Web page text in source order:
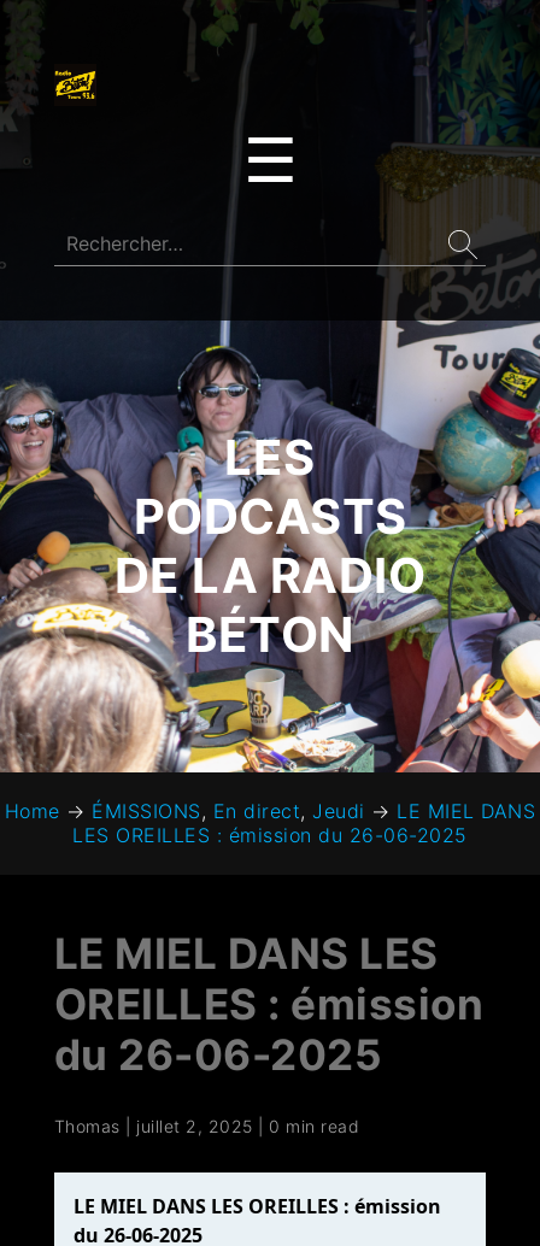
☰
LES
PODCASTS
DE LA RADIO
BÉTON
Home → ÉMISSIONS, En direct,Jeudi → LE MIEL DANS
LES OREILLES : émission du 26-06-2025
LE MIEL DANS LES
OREILLES : émission
du 26-06-2025
Thomas juillet 2, 2025 0 min read